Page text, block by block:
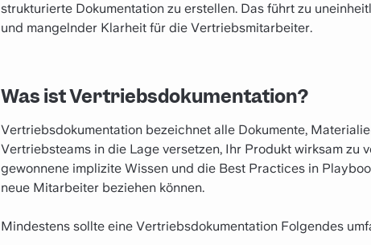
strukturierte Dokumentation zu erstellen. Das führt zu
und mangelnder Klarheit für die Vertriebsmitarbeiter.
Was ist Vertriebsdokumentation?
Vertriebsdokumentation bezeichnet alle Dokumente,
Vertriebsteams in die Lage versetzen, Ihr Produkt wirksam zu
gewonnene implizite Wissen und die Best Practices in
neue Mitarbeiter beziehen können.
Mindestens sollte eine Vertriebsdokumentation Folgendes